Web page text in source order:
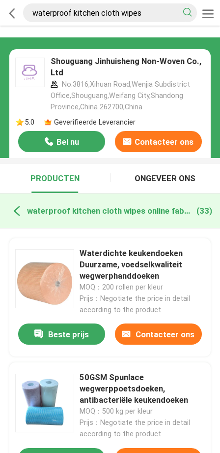
Shouguang Jinhuisheng Non-Woven Co.,
Ltd
No.3816,Xihuan Road,Wenjia Subdistrict
Office,Shouguang,Weifang City,Shandong
Province,China 262700,China
5.0
Geverifieerde Leverancier
Bel nu Contacteer ons
PRODUCTEN ONGEVEER ONS
waterproof kitchen cloth wipes online fabricage (33)
Waterdichte keukendoeken
Duurzame, voedselkwaliteit
wegwerphanddoeken
MOQ：200 rollen per kleur
Prijs：Negotiate the price in detail
according to the product
Beste prijs Contacteer ons
50GSM Spunlace
wegwerppoetsdoeken,
antibacteriële keukendoeken
MOQ：500 kg per kleur
Prijs：Negotiate the price in detail
according to the product